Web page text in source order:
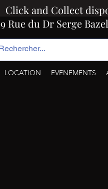
Click and Collect
9 Rue du Dr Serge
LOCATION EVENEMENTS